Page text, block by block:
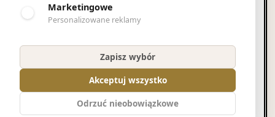
Jan Sobczak
100 lat
Dnia 3 czerwca 2026 roku, opatrzony
świętymi sakramentami, zmarł w 100 roku
Marketingowe
Personalizowane reklamy
Zapisz wybór
Akceptuj wszystko
Odrzuć nieobowiązkowe